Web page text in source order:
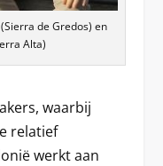
de Gredos) en
Alta)
waarbij
relatief
werkt aan